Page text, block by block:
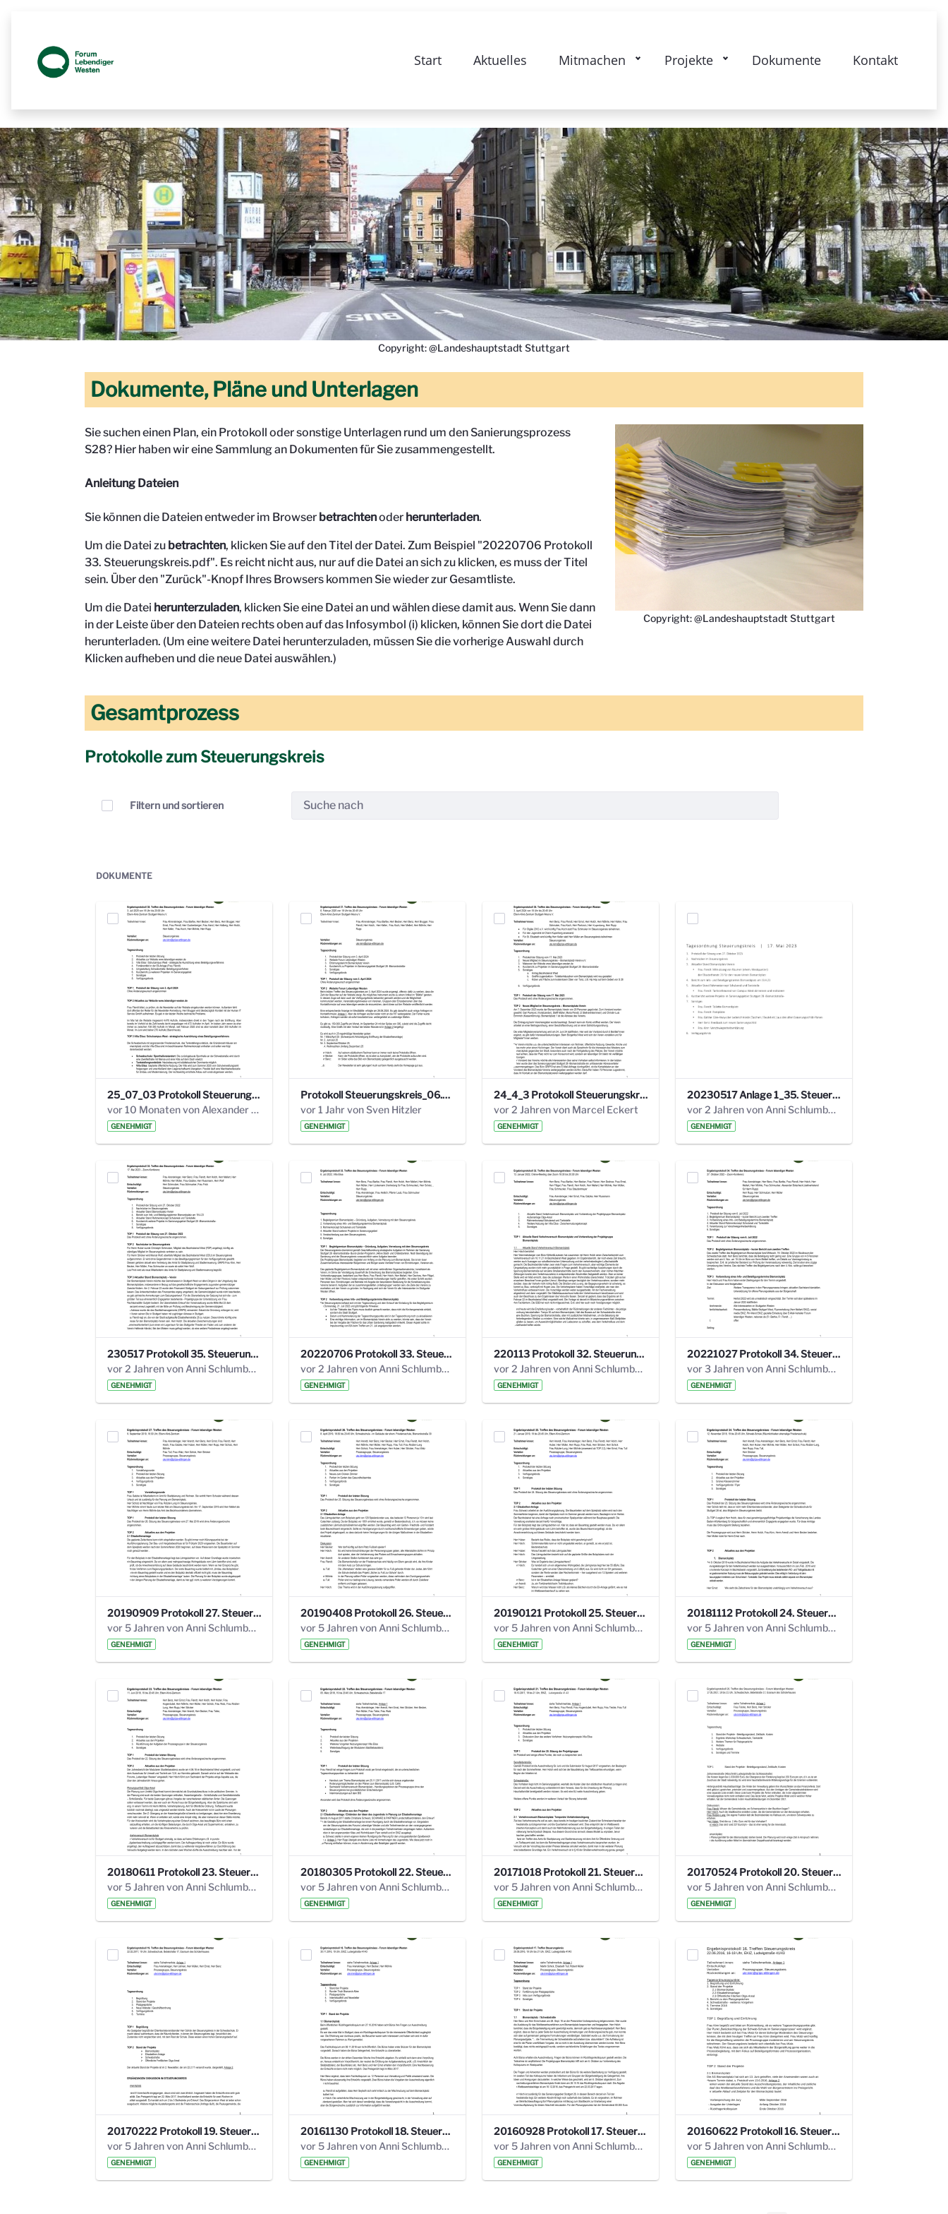
Start Aktuelles Mitmachen Projekte Dokumente Kontakt
Copyright: @Landeshauptstadt Stuttgart
Dokumente, Pläne und Unterlagen
Sie suchen einen Plan, ein Protokoll oder sonstige Unterlagen rund um den Sanierungsprozess
S28? Hier haben wir eine Sammlung an Dokumenten für Sie zusammengestellt.
Anleitung Dateien
Sie können die Dateien entweder im Browser betrachtenoder herunterladen.
Um die Datei zu betrachten, klicken Sie auf den Titel der Datei. Zum Beispiel "20220706 Protokoll
33. Steuerungskreis.pdf". Es reicht nicht aus, nur auf die Datei an sich zu klicken, es muss der Titel
sein. Über den "Zurück"-Knopf Ihres Browsers kommen Sie wieder zur Gesamtliste.
Um die Datei herunterzuladen, klicken Sie eine Datei an und wählen diese damit aus. Wenn Sie dann
in der Leiste über den Dateien rechts oben auf das Infosymbol (i) klicken, können Sie dort die Datei
herunterladen. (Um eine weitere Datei herunterzuladen, müssen Sie die vorherige Auswahl durch
Klicken aufheben und die neue Datei auswählen.)
Copyright: @Landeshauptstadt Stuttgart
Gesamtprozess
Protokolle zum Steuerungskreis
Elemente auswählen
Filtern und sortieren
DOKUMENTE
25_07_03 Protokoll Steuerungskreis.pdf
vor 10 Monaten von Alexander Orlowski
GENEHMIGT
Protokoll Steuerungskreis_06.02.2025 .pdf
vor 1 Jahr von Sven Hitzler
GENEHMIGT
24_4_3 Protokoll Steuerungskreis.pdf
vor 2 Jahren von Marcel Eckert
GENEHMIGT
20230517 Anlage 1_35. Steuerungskreis.pdf
vor 2 Jahren von Anni Schlumberger
GENEHMIGT
230517 Protokoll 35. Steuerungskreis.pdf
vor 2 Jahren von Anni Schlumberger
GENEHMIGT
20220706 Protokoll 33. Steuerungskreis.pdf
vor 2 Jahren von Anni Schlumberger
GENEHMIGT
220113 Protokoll 32. Steuerungskreis.pdf
vor 2 Jahren von Anni Schlumberger
GENEHMIGT
20221027 Protokoll 34. Steuerungskreis.pdf
vor 3 Jahren von Anni Schlumberger
GENEHMIGT
20190909 Protokoll 27. Steuerungskreis.pdf
vor 5 Jahren von Anni Schlumberger
GENEHMIGT
20190408 Protokoll 26. Steuerungskreis.pdf
vor 5 Jahren von Anni Schlumberger
GENEHMIGT
20190121 Protokoll 25. Steuerungskreis.pdf
vor 5 Jahren von Anni Schlumberger
GENEHMIGT
20181112 Protokoll 24. Steuerungskreis.pdf
vor 5 Jahren von Anni Schlumberger
GENEHMIGT
20180611 Protokoll 23. Steuerungskreis.pdf
vor 5 Jahren von Anni Schlumberger
GENEHMIGT
20180305 Protokoll 22. Steuerungskreis.pdf
vor 5 Jahren von Anni Schlumberger
GENEHMIGT
20171018 Protokoll 21. Steuerungskreis.pdf
vor 5 Jahren von Anni Schlumberger
GENEHMIGT
20170524 Protokoll 20. Steuerungskreis.pdf
vor 5 Jahren von Anni Schlumberger
GENEHMIGT
20170222 Protokoll 19. Steuerungskreis.pdf
vor 5 Jahren von Anni Schlumberger
GENEHMIGT
20161130 Protokoll 18. Steuerungskreis.pdf
vor 5 Jahren von Anni Schlumberger
GENEHMIGT
20160928 Protokoll 17. Steuerungskreis.pdf
vor 5 Jahren von Anni Schlumberger
GENEHMIGT
20160622 Protokoll 16. Steuerungskreis.pdf
vor 5 Jahren von Anni Schlumberger
GENEHMIGT